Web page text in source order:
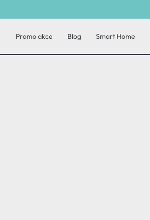
Promo akce Blog Smart Home